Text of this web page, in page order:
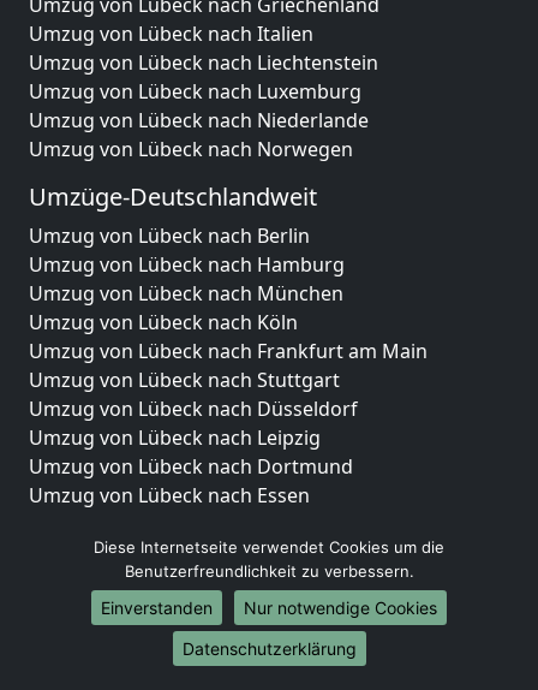
Umzug von Lübeck nach Italien
Umzug von Lübeck nach Liechtenstein
Umzug von Lübeck nach Luxemburg
Umzug von Lübeck nach Niederlande
Umzug von Lübeck nach Norwegen
Umzüge-Deutschlandweit
Umzug von Lübeck nach Berlin
Umzug von Lübeck nach Hamburg
Umzug von Lübeck nach München
Umzug von Lübeck nach Köln
Umzug von Lübeck nach Frankfurt am Main
Umzug von Lübeck nach Stuttgart
Umzug von Lübeck nach Düsseldorf
Umzug von Lübeck nach Leipzig
Umzug von Lübeck nach Dortmund
Umzug von Lübeck nach Essen
Umzug von Lübeck nach Dresden
Umzug von Lübeck nach Hannover
Umzug von Lübeck nach Nürnberg
Umzug von Lübeck nach Duisburg
Umzug von Lübeck nach Bochum
Diese Internetseite verwendet Cookies um die
Benutzerfreundlichkeit zu verbessern.
Einverstanden
Nur notwendige Cookies
Datenschutzerklärung